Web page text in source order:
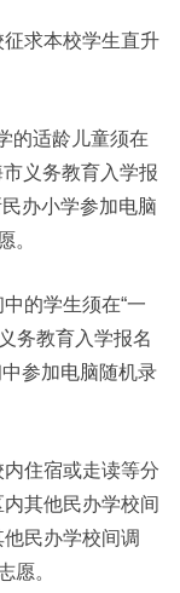
求本校学生直升
适龄儿童须在
市义务教育入学报
办小学参加电脑
。
的学生须在“一
务教育入学报名
参加电脑随机录
住宿或走读等分
其他民办学校间
民办学校间调
愿。